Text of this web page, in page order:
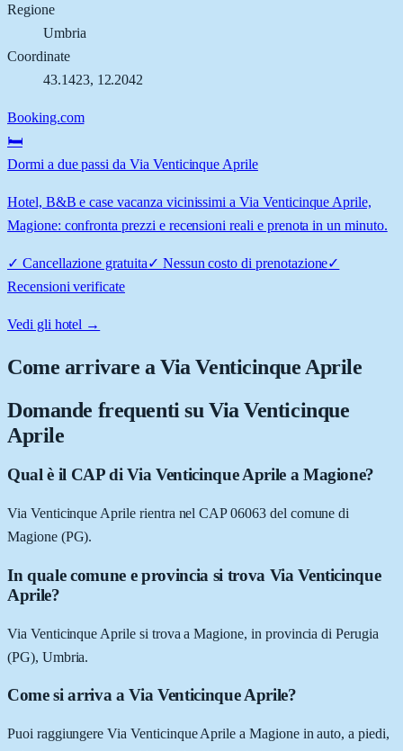
Regione
Umbria
Coordinate
43.1423, 12.2042
Booking.com
🛏️
Dormi a due passi da Via Venticinque Aprile
Hotel, B&B e case vacanza vicinissimi a Via Venticinque Aprile,
Magione: confronta prezzi e recensioni reali e prenota in un minuto.
✓ Cancellazione gratuita✓ Nessun costo di prenotazione✓
Recensioni verificate
Vedi gli hotel →
Come arrivare aVia Venticinque Aprile
Domande frequenti su Via Venticinque
Aprile
Qual è il CAP di Via Venticinque Aprile a Magione?
Via Venticinque Aprile rientra nel CAP 06063 del comune di
Magione (PG).
In quale comune e provincia si trova Via Venticinque
Aprile?
Via Venticinque Aprile si trova a Magione, in provincia di Perugia
(PG), Umbria.
Come si arriva a Via Venticinque Aprile?
Puoi raggiungere Via Venticinque Aprile a Magione in auto, a piedi,